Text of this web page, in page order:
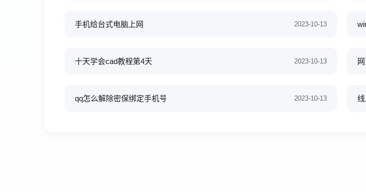
手机给台式电脑上网 2023-10-13
十天学会cad教程第4天 2023-10-13
qq怎么解除密保绑定手机号 2023-10-13